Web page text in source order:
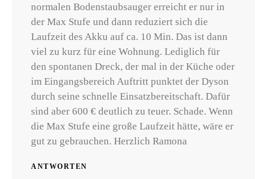
normalen Bodenstaubsauger erreicht er nur in
der Max Stufe und dann reduziert sich die
Laufzeit des Akku auf ca. 10 Min. Das ist dann
viel zu kurz für eine Wohnung. Lediglich für
den spontanen Dreck, der mal in der Küche oder
im Eingangsbereich Auftritt punktet der Dyson
durch seine schnelle Einsatzbereitschaft. Dafür
sind aber 600 € deutlich zu teuer. Schade. Wenn
die Max Stufe eine große Laufzeit hätte, wäre er
gut zu gebrauchen. Herzlich Ramona
ANTWORTEN